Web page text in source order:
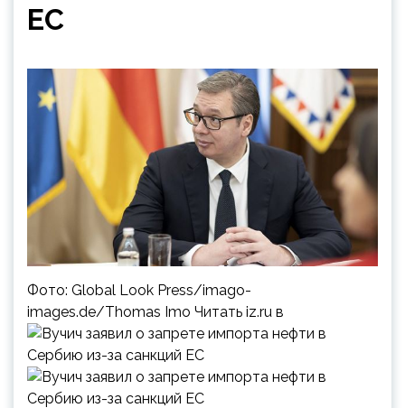
ЕС
Фото: Global Look Press/imago-
images.de/Thomas Imo Читать iz.ru в